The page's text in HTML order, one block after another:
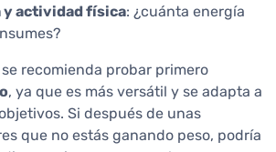
y actividad física: ¿cuánta energía
recomienda probar primero
, ya que es más versátil y se adapta a
Si después de unas
que no estás ganando peso, podría